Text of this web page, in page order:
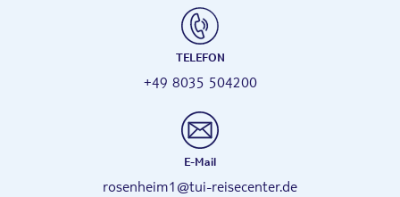
TELEFON
+49 8035 504200
E-Mail
rosenheim1@tui-reisecenter.de